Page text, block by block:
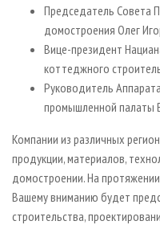
Председатель Совета
домостроения Олег
Вице-президент
коттеджного
Руководитель
промышленной палаты
Компании из различных
продукции, материалов,
домостроении. На
Вашему вниманию будет
строительства,